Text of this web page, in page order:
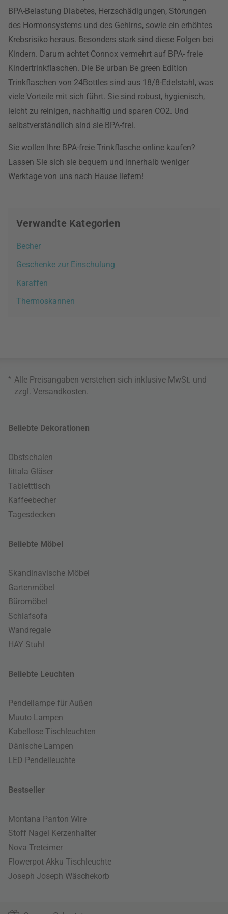
BPA-Belastung Diabetes, Herzschädigungen, Störungen
des Hormonsystems und des Gehirns, sowie ein erhöhtes
Krebsrisiko heraus. Besonders stark sind diese Folgen bei
Kindern. Darum achtet Connox vermehrt auf BPA- freie
Kindertrinkflaschen. Die Be urban Be green Edition
Trinkflaschen von 24Bottles sind aus 18/8-Edelstahl, was
viele Vorteile mit sich führt. Sie sind robust, hygienisch,
leicht zu reinigen, nachhaltig und sparen CO2. Und
selbstverständlich sind sie BPA-frei.
Sie wollen Ihre BPA-freie Trinkflasche online kaufen?
Lassen Sie sich sie bequem und innerhalb weniger
Werktage von uns nach Hause liefern!
Verwandte Kategorien
Becher
Geschenke zur Einschulung
Karaffen
Thermoskannen
* Alle Preisangaben verstehen sich inklusive MwSt. und
zzgl. Versandkosten.
Beliebte Dekorationen
Obstschalen
Iittala Gläser
Tabletttisch
Kaffeebecher
Tagesdecken
Beliebte Möbel
Skandinavische Möbel
Gartenmöbel
Büromöbel
Schlafsofa
Wandregale
HAY Stuhl
Beliebte Leuchten
Pendellampe für Außen
Muuto Lampen
Kabellose Tischleuchten
Dänische Lampen
LED Pendelleuchte
Bestseller
Montana Panton Wire
Stoff Nagel Kerzenhalter
Nova Treteimer
Flowerpot Akku Tischleuchte
Joseph Joseph Wäschekorb